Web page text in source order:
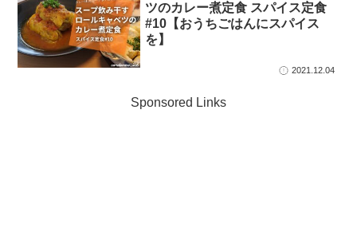
ツのカレー煮定食 スパイス定食
#10【おうちごはんにスパイス
を】
2021.12.04
Sponsored Links